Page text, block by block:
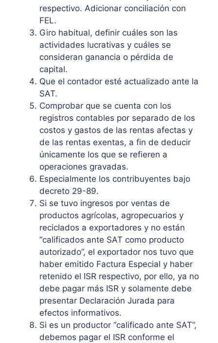
respectivo. Adicionar conciliación con
FEL.
Giro habitual, definir cuáles son las
actividades lucrativas y cuáles se
consideran ganancia o pérdida de
capital.
Que el contador esté actualizado ante la
SAT.
Comprobar que se cuenta con los
registros contables por separado de los
costos y gastos de las rentas afectas y
de las rentas exentas, a fin de deducir
únicamente los que se refieren a
operaciones gravadas.
Especialmente los contribuyentes bajo
decreto 29-89.
Si se tuvo ingresos por ventas de
productos agrícolas, agropecuarios y
reciclados a exportadores y no están
“calificados ante SAT como producto
autorizado”, el exportador nos tuvo que
haber emitido Factura Especial y haber
retenido el ISR respectivo, por ello, ya no
debe pagar más ISR y solamente debe
presentar Declaración Jurada para
efectos informativos.
Si es un productor “calificado ante SAT”,
debemos pagar el ISR conforme el